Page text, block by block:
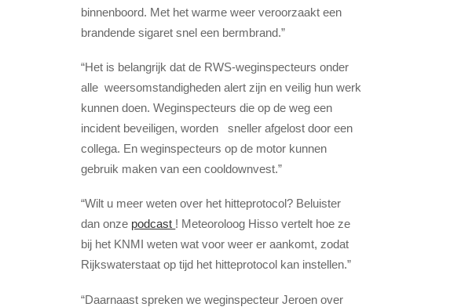
binnenboord. Met het warme weer veroorzaakt een
brandende sigaret snel een bermbrand.”
“Het is belangrijk dat de RWS-weginspecteurs onder
alle weersomstandigheden alert zijn en veilig hun werk
kunnen doen. Weginspecteurs die op de weg een
incident beveiligen, worden sneller afgelost door een
collega. En weginspecteurs op de motor kunnen
gebruik maken van een cooldownvest.”
“Wilt u meer weten over het hitteprotocol? Beluister
dan onze podcast ! Meteoroloog Hisso vertelt hoe ze
bij het KNMI weten wat voor weer er aankomt, zodat
Rijkswaterstaat op tijd het hitteprotocol kan instellen.”
“Daarnaast spreken we weginspecteur Jeroen over